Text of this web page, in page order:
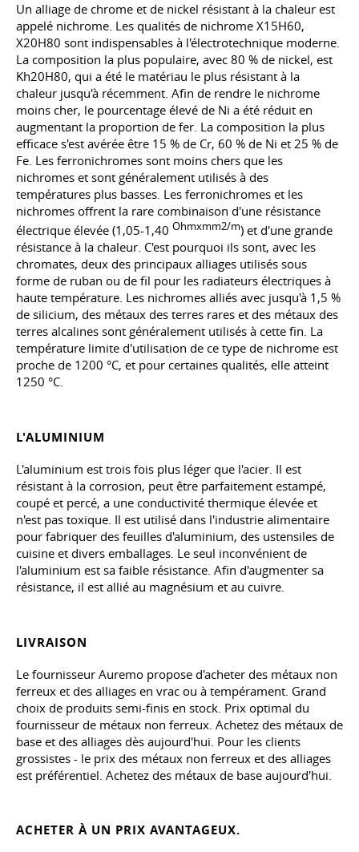
Un alliage de chrome et de nickel résistant à la chaleur est
appelé nichrome. Les qualités de nichrome X15H60,
X20H80 sont indispensables à l'électrotechnique moderne.
La composition la plus populaire, avec 80 % de nickel, est
Kh20H80, qui a été le matériau le plus résistant à la
chaleur jusqu'à récemment. Afin de rendre le nichrome
moins cher, le pourcentage élevé de Ni a été réduit en
augmentant la proportion de fer. La composition la plus
efficace s'est avérée être 15 % de Cr, 60 % de Ni et 25 % de
Fe. Les ferronichromes sont moins chers que les
nichromes et sont généralement utilisés à des
températures plus basses. Les ferronichromes et les
nichromes offrent la rare combinaison d'une résistance
électrique élevée (1,05-1,40 Ohmxmm2/m) et d'une grande
résistance à la chaleur. C'est pourquoi ils sont, avec les
chromates, deux des principaux alliages utilisés sous
forme de ruban ou de fil pour les radiateurs électriques à
haute température. Les nichromes alliés avec jusqu'à 1,5 %
de silicium, des métaux des terres rares et des métaux des
terres alcalines sont généralement utilisés à cette fin. La
température limite d'utilisation de ce type de nichrome est
proche de 1200 °C, et pour certaines qualités, elle atteint
1250 °C.
L'ALUMINIUM
L'aluminium est trois fois plus léger que l'acier. Il est
résistant à la corrosion, peut être parfaitement estampé,
coupé et percé, a une conductivité thermique élevée et
n'est pas toxique. Il est utilisé dans l'industrie alimentaire
pour fabriquer des feuilles d'aluminium, des ustensiles de
cuisine et divers emballages. Le seul inconvénient de
l'aluminium est sa faible résistance. Afin d'augmenter sa
résistance, il est allié au magnésium et au cuivre.
LIVRAISON
Le fournisseur Auremo propose d'acheter des métaux non
ferreux et des alliages en vrac ou à tempérament. Grand
choix de produits semi-finis en stock. Prix optimal du
fournisseur de métaux non ferreux. Achetez des métaux de
base et des alliages dès aujourd'hui. Pour les clients
grossistes - le prix des métaux non ferreux et des alliages
est préférentiel. Achetez des métaux de base aujourd'hui.
ACHETER À UN PRIX AVANTAGEUX.